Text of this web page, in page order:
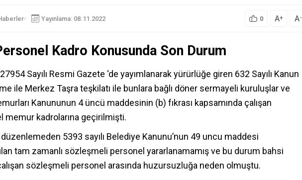
Yayınlama: 08.11.2022 0 A+ A-
Kadro Konusunda Son Durum
Sayılı Resmi Gazete ‘de yayımlanarak yürürlüğe giren 632 Sayılı Kanun
ile Merkez Taşra teşkilatı ile bunlara bağlı döner sermayeli kuruluşlar ve
Kanununun 4 üncü maddesinin (b) fıkrası kapsamında çalışan
memur kadrolarına geçirilmişti.
5393 sayılı Belediye Kanunu’nun 49 uncu maddesi
tam zamanlı sözleşmeli personel yararlanamamış ve bu durum bahsi
sözleşmeli personel arasında huzursuzluğa neden olmuştu.